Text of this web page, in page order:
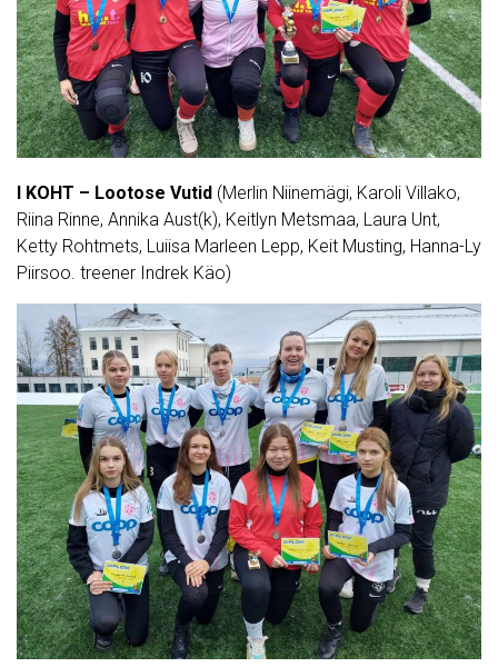
I KOHT – Lootose Vutid (Merlin Niinemägi, Karoli Villako,
Riina Rinne, Annika Aust(k), Keitlyn Metsmaa, Laura Unt,
Ketty Rohtmets, Luiisa Marleen Lepp, Keit Musting, Hanna-Ly
Piirsoo. treener Indrek Käo)